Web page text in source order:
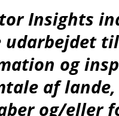
Insights
udarbejdet til
og
af lande,
og/eller